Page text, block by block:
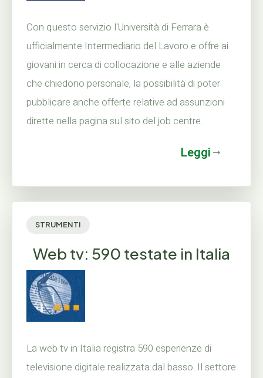
Con questo servizio l'Università di Ferrara è
ufficialmente Intermediario del Lavoro e offre ai
giovani in cerca di collocazione e alle aziende
che chiedono personale, la possibilità di poter
pubblicare anche offerte relative ad assunzioni
dirette nella pagina sul sito del job centre.
Leggi
STRUMENTI
Web tv: 590 testate in Italia
La web tv in Italia registra 590 esperienze di
televisione digitale realizzata dal basso. Il settore